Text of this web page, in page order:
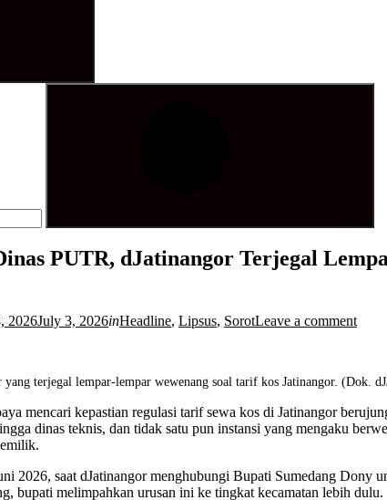
PUTR, dJatinangor Terjegal
2026July 3, 2026inHeadline, Lipsus, SorotLeave a comment
terjegal lempar-lempar wewenang soal tarif kos Jatinangor. (Dok.
mencari kepastian regulasi tarif sewa kos di Jatinangor
dinas teknis, dan tidak satu pun instansi yang mengaku
2026, saat dJatinangor menghubungi Bupati Sumedang
bupati melimpahkan urusan ini ke tingkat kecamatan lebih dulu.